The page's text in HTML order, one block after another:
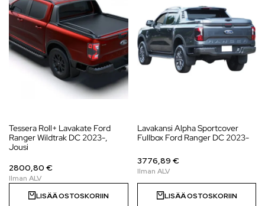
Tessera Roll+ Lavakate Ford
Ranger Wildtrak DC 2023-,
Jousi
2800,80 €
LISÄÄ OSTOSKORIIN
Lavakansi Alpha Sportcover
Fullbox Ford Ranger DC 2023-
3776,89 €
LISÄÄ OSTOSKORIIN